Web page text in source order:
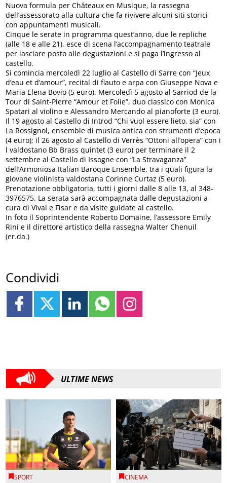
Nuova formula per Châteaux en Musique, la rassegna
dell’assessorato alla cultura che fa rivivere alcuni siti storici
con appuntamenti musicali.
Cinque le serate in programma quest’anno, due le repliche
(alle 18 e alle 21), esce di scena l’accompagnamento teatrale
per lasciare posto alle degustazioni e si paga l’ingresso al
castello.
Si comincia mercoledì 22 luglio al Castello di Sarre con “Jeux
d’eau et d’amour”, recital di flauto e arpa con Giuseppe Nova e
Maria Elena Bovio (5 euro). Mercoledì 5 agosto al Sarriod de la
Tour di Saint-Pierre “Amour et Folie”, duo classico con Monica
Spatari al violino e Alessandro Mercando al pianoforte (3 euro).
Il 19 agosto al Castello di Introd “Chi vuol essere lieto, sia” con
La Rossignol, ensemble di musica antica con strumenti d’epoca
(4 euro); il 26 agosto al Castello di Verrès “Ottoni all’opera” con i
l valdostano Bb Brass quintet (3 euro) per terminare il 2
settembre al Castello di Issogne con “La Stravaganza”
dell’Armoniosa Italian Baroque Ensemble, tra i quali figura la
giovane violinista valdostana Corinne Curtaz (5 euro).
Prenotazione obbligatoria, tutti i giorni dalle 8 alle 13, al 348-
3976575. La serata sarà accompagnata dalle degustazioni a
cura di Vival e Fisar e da visite guidate al castello.
In foto il Soprintendente Roberto Domaine, l’assessore Emily
Rini e il direttore artistico della rassegna Walter Chenuil
(er.da.)
Condividi
ULTIME NEWS
SPORT CINEMA